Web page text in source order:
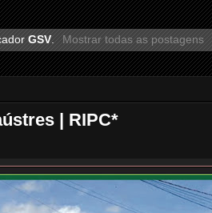
GSV. Mostrar todas as postagens
| RIPC*